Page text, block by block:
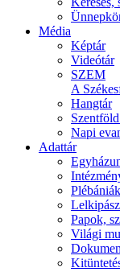
Média
Képtár
Videótár
SZEM
A
Hangtár
Napi
Adattár
Plébániák
Papok,
Világi